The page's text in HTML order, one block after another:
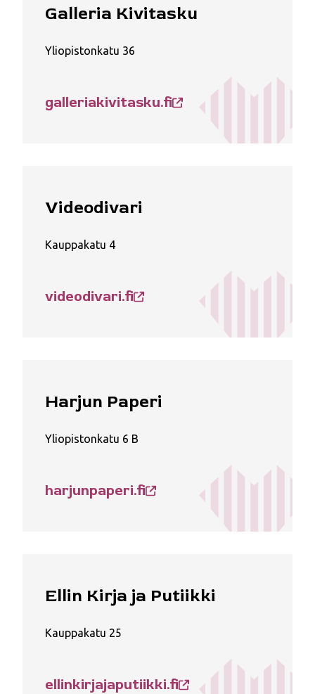
Galleria Kivitasku
Yliopistonkatu 36
galleriakivitasku.fi
Videodivari
Kauppakatu 4
videodivari.fi
Harjun Paperi
Yliopistonkatu 6 B
harjunpaperi.fi
Ellin Kirja ja Putiikki
Kauppakatu 25
ellinkirjajaputiikki.fi